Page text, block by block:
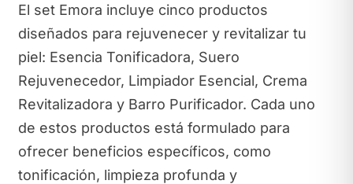
El set Emora incluye cinco productos
diseñados para rejuvenecer y revitalizar tu
piel: Esencia Tonificadora, Suero
Rejuvenecedor, Limpiador Esencial, Crema
Revitalizadora y Barro Purificador. Cada uno
de estos productos está formulado para
ofrecer beneficios específicos, como
tonificación, limpieza profunda y